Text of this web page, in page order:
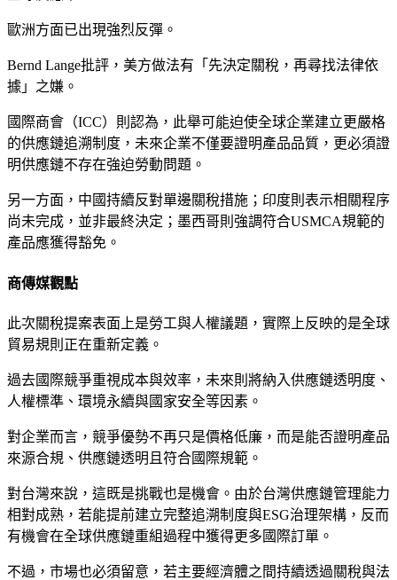
歐洲方面已出現強烈反彈。
Bernd Lange批評，美方做法有「先決定關稅，再尋找法律依
據」之嫌。
國際商會（ICC）則認為，此舉可能迫使全球企業建立更嚴格
的供應鏈追溯制度，未來企業不僅要證明產品品質，更必須證
明供應鏈不存在強迫勞動問題。
另一方面，中國持續反對單邊關稅措施；印度則表示相關程序
尚未完成，並非最終決定；墨西哥則強調符合USMCA規範的
產品應獲得豁免。
商傳媒觀點
此次關稅提案表面上是勞工與人權議題，實際上反映的是全球
貿易規則正在重新定義。
過去國際競爭重視成本與效率，未來則將納入供應鏈透明度、
人權標準、環境永續與國家安全等因素。
對企業而言，競爭優勢不再只是價格低廉，而是能否證明產品
來源合規、供應鏈透明且符合國際規範。
對台灣來說，這既是挑戰也是機會。由於台灣供應鏈管理能力
相對成熟，若能提前建立完整追溯制度與ESG治理架構，反而
有機會在全球供應鏈重組過程中獲得更多國際訂單。
不過，市場也必須留意，若主要經濟體之間持續透過關稅與法